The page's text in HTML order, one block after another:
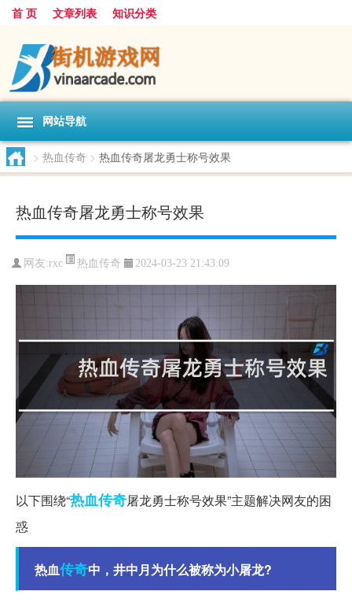
首 页 文章列表 知识分类
网站导航
> 热血传奇 > 热血传奇屠龙勇士称号效果
热血传奇屠龙勇士称号效果
网友:rxc 热血传奇 2024-03-23 21:43:09
以下围绕“热血传奇屠龙勇士称号效果”主题解决网友的困
惑
热血传奇中，井中月为什么被称为小屠龙?